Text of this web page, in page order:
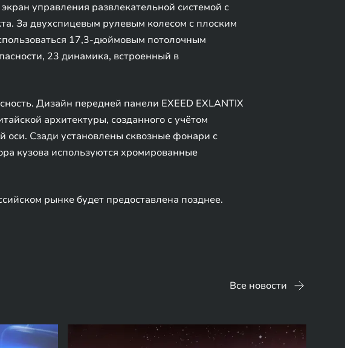
управления развлекательной системой с
За двухспицевым рулевым колесом с плоским
17,3-дюймовым потолочным
23 динамика, встроенный в
Дизайн передней панели EXEED EXLANTIX
архитектуры, созданного с учётом
оси. Сзади установлены сквозные фонари с
кузова используются хромированные
рынке будет предоставлена позднее.
Все новости